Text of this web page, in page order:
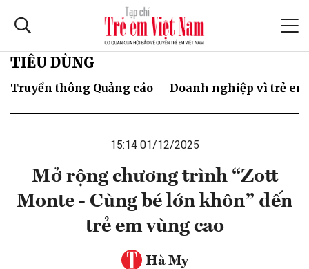
TIÊU DÙNG
Truyền thông Quảng cáo Doanh nghiệp vì trẻ em
15:14 01/12/2025
Mở rộng chương trình “Zott
Monte - Cùng bé lớn khôn” đến
trẻ em vùng cao
Hà My